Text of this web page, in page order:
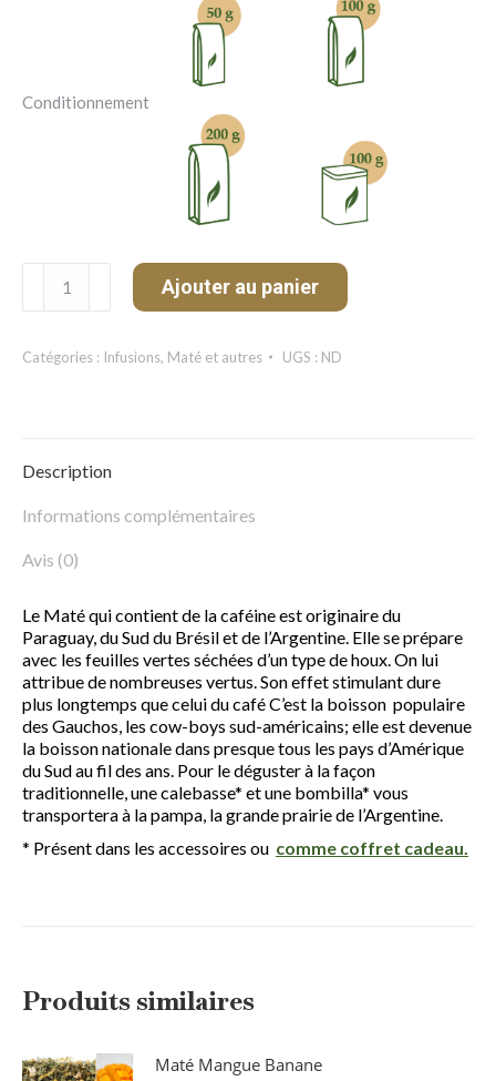
Conditionnement
Maté
Ajouter au panier
Catégories : Infusions, Maté et autres UGS : ND
Description
Informations complémentaires
Avis (0)
Le Maté qui contient de la caféine est originaire du
Paraguay, du Sud du Brésil et de l’Argentine. Elle se prépare
avec les feuilles vertes séchées d’un type de houx. On lui
attribue de nombreuses vertus. Son effet stimulant dure
plus longtemps que celui du café C’est la boisson populaire
des Gauchos, les cow-boys sud-américains; elle est devenue
la boisson nationale dans presque tous les pays d’Amérique
du Sud au fil des ans. Pour le déguster à la façon
traditionnelle, une calebasse* et une bombilla* vous
transportera à la pampa, la grande prairie de l’Argentine.
* Présent dans les accessoires ou comme coffret cadeau.
Produits similaires
Maté Mangue Banane